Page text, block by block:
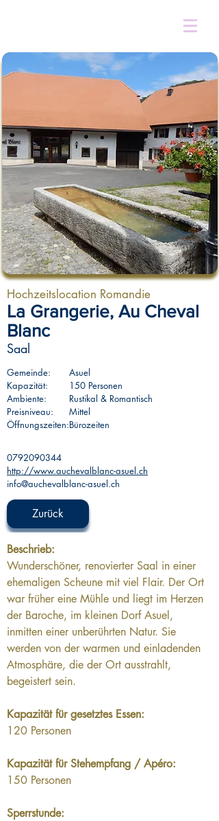
Hochzeitslocation Romandie
La Grangerie, Au Cheval
Blanc
Saal
Gemeinde:
Asuel
Kapazität:
150 Personen
Ambiente:
Rustikal & Romantisch
Preisniveau:
Mittel
Öffnungszeiten:Bürozeiten
0792090344
http://www.auchevalblanc-asuel.ch
info@auchevalblanc-asuel.ch
Zurück
Beschrieb:
Wunderschöner, renovierter Saal in einer
ehemaligen Scheune mit viel Flair. Der Ort
war früher eine Mühle und liegt im Herzen
der Baroche, im kleinen Dorf Asuel,
inmitten einer unberührten Natur. Sie
werden von der warmen und einladenden
Atmosphäre, die der Ort ausstrahlt,
begeistert sein.
Kapazität für gesetztes Essen:
120 Personen
Kapazität für Stehempfang / Apéro:
150 Personen
Sperrstunde: